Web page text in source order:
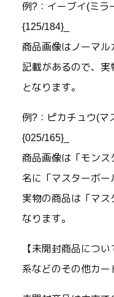
例?：イーブイ(ミラ
{125/184}_
商品画像はノーマル
記載があるので、実
となります。
例?：ピカチュウ(マ
{025/165}_
商品画像は「モン
名に「マスターボー
実物の商品は「マス
なります。
【未開封商品につ
系などのその他カー